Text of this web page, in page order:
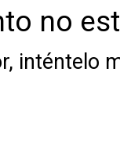
no
inténtelo